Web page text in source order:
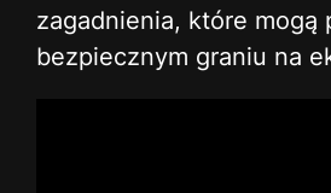
zagadnienia, które mogą
bezpiecznym graniu na